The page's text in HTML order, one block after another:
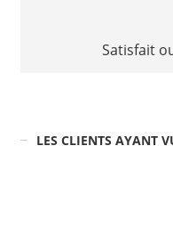
Satisfait
LES CLIENTS AYANT